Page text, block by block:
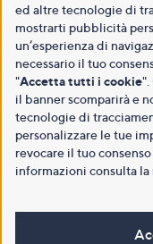
ed altre tecnologie di
mostrarti pubblicità
un’esperienza di
necessario il tuo
"Accetta tutti i cookie".
il banner scomparirà e
tecnologie di
personalizzare le tue
revocare il tuo
informazioni consulta la